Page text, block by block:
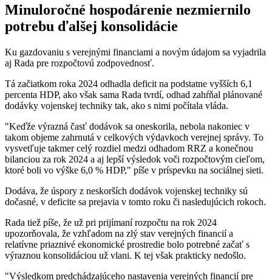
Minuloročné hospodárenie nezmiernilo
potrebu ďalšej konsolidácie
Ku gazdovaniu s verejnými financiami a novým údajom sa vyjadrila
aj Rada pre rozpočtovú zodpovednosť.
Tá začiatkom roka 2024 odhadla deficit na podstatne vyšších 6,1
percenta HDP, ako však sama Rada tvrdí, odhad zahŕňal plánované
dodávky vojenskej techniky tak, ako s nimi počítala vláda.
"Keďže výrazná časť dodávok sa oneskorila, nebola nakoniec v
takom objeme zahrnutá v celkových výdavkoch verejnej správy. To
vysvetľuje takmer celý rozdiel medzi odhadom RRZ a konečnou
bilanciou za rok 2024 a aj lepší výsledok voči rozpočtovým cieľom,
ktoré boli vo výške 6,0 % HDP," píše v príspevku na sociálnej sieti.
Dodáva, že úspory z neskorších dodávok vojenskej techniky sú
dočasné, v deficite sa prejavia v tomto roku či nasledujúcich rokoch.
Rada tiež píše, že už pri prijímaní rozpočtu na rok 2024
upozorňovala, že vzhľadom na zlý stav verejných financií a
relatívne priaznivé ekonomické prostredie bolo potrebné začať s
výraznou konsolidáciou už vlani. K tej však prakticky nedošlo.
"Výsledkom predchádzajúceho nastavenia verejných financií pre